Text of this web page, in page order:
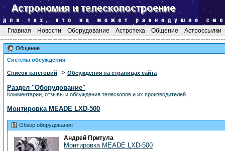
Главная Новости Оборудование Астротека Общение Астроссылки
Общение
Система обсуждения
Список категорий -> Обсуждения на страницах сайта
Раздел "Оборудование"
Комментарии, отзывы и обсуждения телескопов и их производителей.
Монтировка MEADE LXD-500
Обзор оборудования
Андрей Притула
Монтировка MEADE LXD-500